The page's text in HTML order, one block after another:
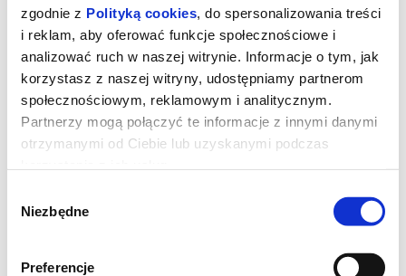
zgodnie z Polityką cookies, do spersonalizowania treści
i reklam, aby oferować funkcje społecznościowe i
analizować ruch w naszej witrynie. Informacje o tym, jak
korzystasz z naszej witryny, udostępniamy partnerom
społecznościowym, reklamowym i analitycznym.
Partnerzy mogą połączyć te informacje z innymi danymi
otrzymanymi od Ciebie lub uzyskanymi podczas
zgody
Niezbędne
Preferencje